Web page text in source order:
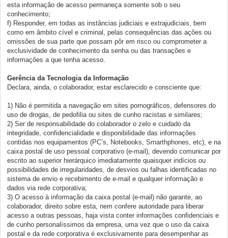
esta informação de acesso permaneça somente sob o seu
conhecimento;
f) Responder, em todas as instâncias judiciais e extrajudiciais, bem
como em âmbito cível e criminal, pelas consequências das ações ou
omissões de sua parte que possam pôr em risco ou comprometer a
exclusividade de conhecimento da senha ou das transações e
informações a que tenha acesso.
Gerência da Tecnologia da Informação
Declara, ainda, o colaborador, estar esclarecido e consciente que:
1) Não é permitida a navegação em sites pornográficos, defensores do
uso de drogas, de pedofilia ou sites de cunho racistas e similares;
2) Ser de responsabilidade do colaborador o zelo e cuidado da
integridade, confidencialidade e disponibilidade das informações
contidas nos equipamentos (PC’s, Notebooks, Smarthphones, etc), e na
caixa postal de uso pessoal corporativo (e-mail), devendo comunicar por
escrito ao superior hierárquico imediatamente quaisquer indícios ou
possibilidades de irregularidades, de desvios ou falhas identificadas no
sistema de envio e recebimento de e-mail e qualquer informação e
dados via rede corporativa;
3) O acesso à informação da caixa postal (e-mail) não garante, ao
colaborador, direito sobre esta, nem confere autoridade para liberar
acesso a outras pessoas, haja vista conter informações confidenciais e
de cunho personalíssimos da empresa, uma vez que o uso da caixa
postal e da rede corporativa é exclusivamente para desempenhar as